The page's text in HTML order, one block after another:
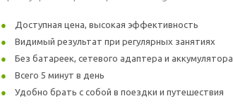
Доступная цена, высокая эффективность
Видимый результат при регулярных занятиях
Без батареек, сетевого адаптера и аккумулятора
Всего 5 минут в день
Удобно брать с собой в поездки и путешествия